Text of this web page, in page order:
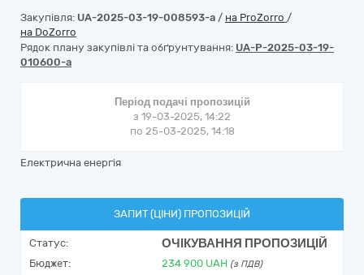
Закупівля: UA-2025-03-19-008593-a / на ProZorro /
на DoZorro
Рядок плану закупівлі та обґрунтування: UA-P-2025-03-19-
010600-a
Період подачі пропозицій
з 19-03-2025, 14:22
по 25-03-2025, 14:18
Електрична енергія
ЗАПИТ (ЦІНИ) ПРОПОЗИЦІЙ
Статус: ОЧІКУВАННЯ ПРОПОЗИЦІЙ
Бюджет: 234 900 UAH (з ПДВ)